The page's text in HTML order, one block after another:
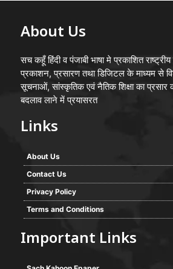
About Us
सच कहूँ हिंदी व पंजाबी भाषा मे प्रकाशित
प्रकाशन, प्रसारण तथा डिजिटल के माध्यम से
सूचनाओं, सांस्कृतिक एवं नैतिक शिक्षा का
बदलाव लाने में प्रयासरत
Links
About Us
Contact Us
Privacy Policy
Terms and Conditions
Important Links